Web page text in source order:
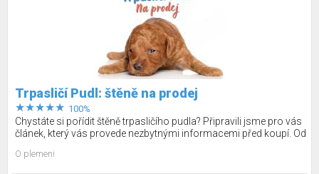
Trpasličí Pudl: štěně na prodej
100%
Chystáte si pořídit štěně trpasličího pudla? Připravili jsme pro vás
článek, který vás provede nezbytnými informacemi před koupí. Od
kde štěně zakoupit.
O plemeni